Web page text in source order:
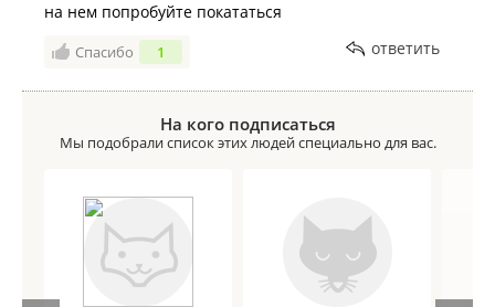
на нем попробуйте покататься
Спасибо 1 ответить
На кого подписаться
Мы подобрали список этих людей специально для вас.